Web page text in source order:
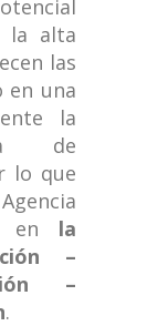
la alta
las
en una
la
de
lo que
en la
–
–
.